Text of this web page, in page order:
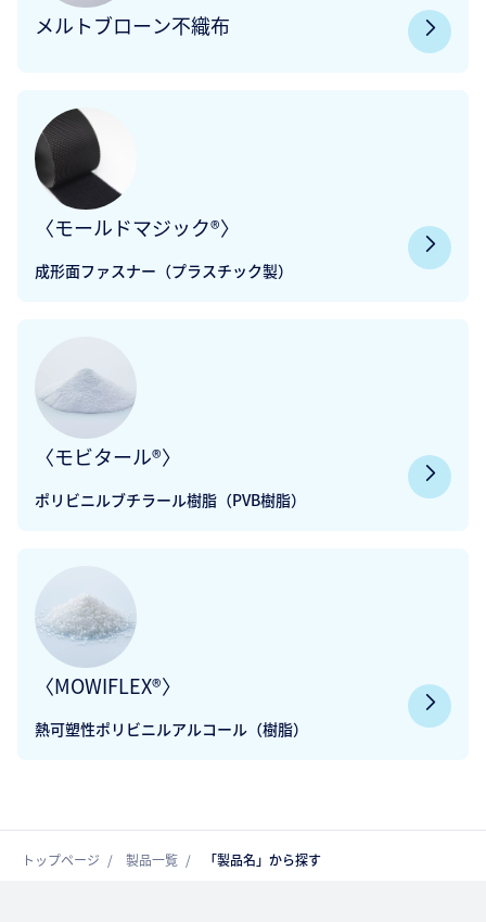
メルトブローン不織布
〈モールドマジック®〉
成形面ファスナー（プラスチック製）
〈モビタール®〉
ポリビニルブチラール樹脂（PVB樹脂）
〈MOWIFLEX®〉
熱可塑性ポリビニルアルコール（樹脂）
トップページ 製品一覧 「製品名」から探す